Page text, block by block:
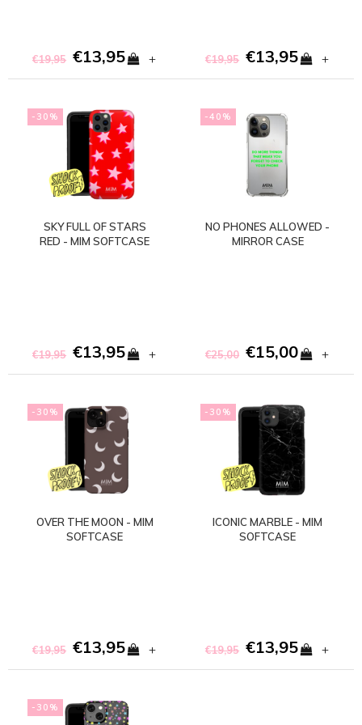
€19,95 €13,95 + €19,95 €13,95 +
-30%
SKY FULL OF STARS
RED - MIM SOFTCASE
€19,95 €13,95 +
-40%
NO PHONES ALLOWED -
MIRROR CASE
€25,00 €15,00 +
-30%
OVER THE MOON - MIM
SOFTCASE
€19,95 €13,95 +
-30%
ICONIC MARBLE - MIM
SOFTCASE
€19,95 €13,95 +
-30%